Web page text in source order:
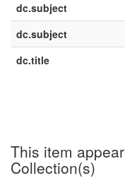
dc.subject
dc.subject
dc.title
This item
Collection(s)